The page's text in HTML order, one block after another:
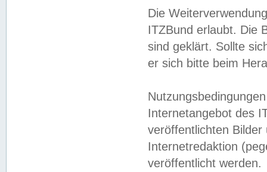
Die
ITZBund erlaubt. Die
sind geklärt. Sollte
er sich bitte beim
Internetangebot des
veröffentlichten
Internetredaktion
veröffentlicht werden.